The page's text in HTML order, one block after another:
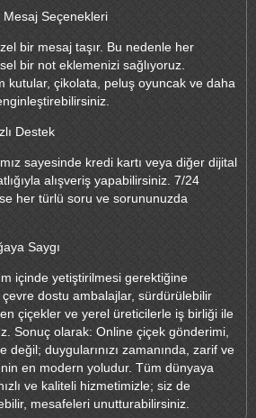
Seçenekleri
bir mesaj taşır. Bu nedenle her
bir not eklemenizi sağlıyoruz.
kutular, çikolata, peluş oyuncak ve daha
Destek
sayesinde kredi kartı veya diğer dijital
alışveriş yapabilirsiniz. 7/24
her türlü soru ve sorununuzda
Saygı
içinde yetiştirilmesi gerektiğine
dostu ambalajlar, sürdürülebilir
çiçekler ve yerel üreticilerle iş birliği ile
Sonuç olarak: Online çiçek gönderimi,
değil; duygularınızı zamanında, zarif ve
en modern yoludur. Tüm dünyaya
ve kaliteli hizmetimizle; siz de
mesafeleri unutturabilirsiniz.